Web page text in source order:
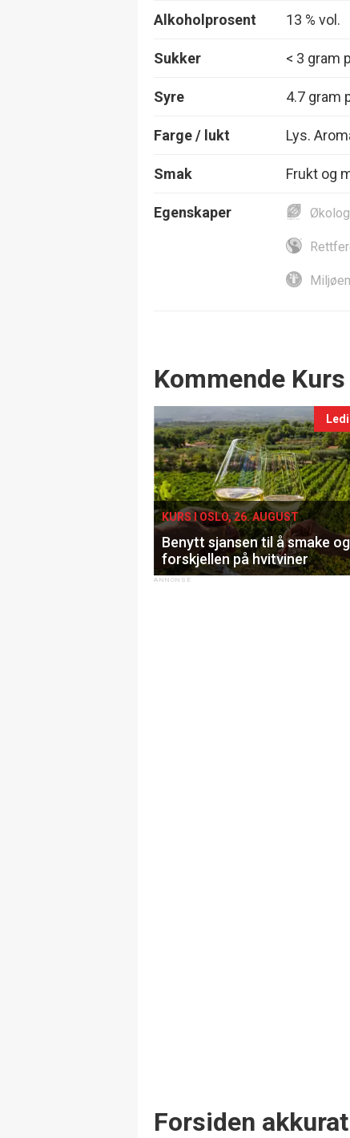
Alkoholprosent 13 % vol.
Sukker < 3 gram
Syre 4.7 gram
Farge / lukt Lys.
Smak Frukt og
Egenskaper
Events
Kommende Kurs
KURS I OSLO, 26. AUGUST
Benytt sjansen til å smake
forskjellen på hvitviner
Forsiden